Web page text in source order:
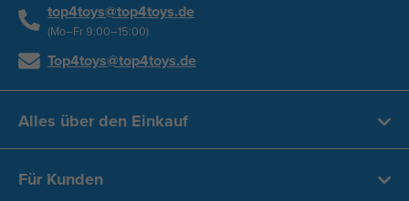
top4toys@top4toys.de
(Mo–Fr 9:00–15:00)
Top4toys@top4toys.de
Alles über den Einkauf
Für Kunden